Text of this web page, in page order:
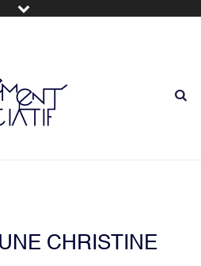
CHRISTINE